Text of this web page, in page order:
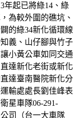
年起已將綠14、綠
為較外圍的礁坑、
的綠34新化循環線
義、山仔腳與竹子
小黃公車如同交通
達新化老街或新化
達臺南醫院新化分
輸處處長劉佳峰表
星車隊06-291-
司（台一大車隊